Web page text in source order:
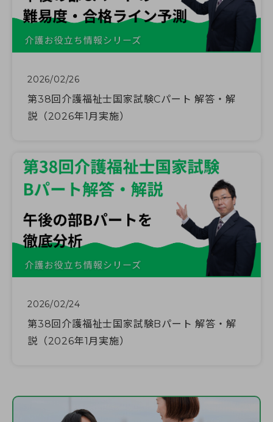
2026/02/26
第38回介護福祉士国家試験Cパート 解答・解
説（2026年1月実施）
2026/02/24
第38回介護福祉士国家試験Bパート 解答・解
説（2026年1月実施）